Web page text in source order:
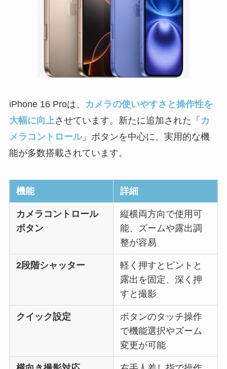
iPhone 16 Proは、
カメラの使いやすさと操作性を
大幅に向上させています。新たに追加された「 カ
メラコントロール」ボタンを中心に、実用的な機
能が多数搭載されています。
機能 詳細
カメラコントロール
ボタン
縦横両方向で使用可
能、ズームや露出調
整が容易
2段階シャッター
軽く押すとピントと
露出を固定、深く押
すと撮影
クイック設定
ボタンのタッチ操作
で機能選択やズーム
変更が可能